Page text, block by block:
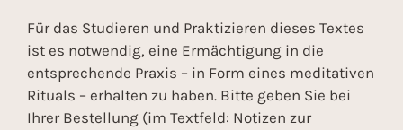
Für das Studieren und Praktizieren dieses Textes
ist es notwendig, eine Ermächtigung in die
entsprechende Praxis – in Form eines meditativen
Rituals – erhalten zu haben. Bitte geben Sie bei
Ihrer Bestellung (im Textfeld: Notizen zur